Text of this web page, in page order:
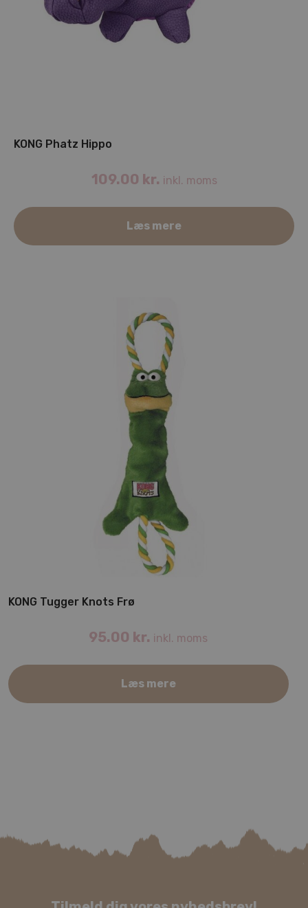
KONG Phatz Hippo
109.00 kr. inkl. moms
Læs mere
KONG Tugger Knots Frø
95.00 kr. inkl. moms
Læs mere